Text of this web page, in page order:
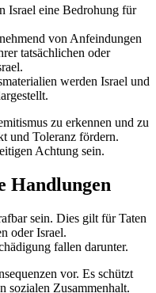
Israel eine Bedrohung für
von Anfeindungen
tatsächlichen oder
werden Israel und
zu erkennen und zu
und Toleranz fördern.
Achtung sein.
Handlungen
sein. Dies gilt für Taten
oder Israel.
fallen darunter.
vor. Es schützt
sozialen Zusammenhalt.